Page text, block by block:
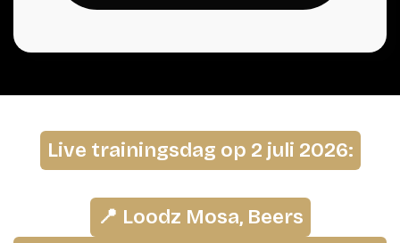
Live trainingsdag op 2 juli 2026:
📍 Loodz Mosa, Beers